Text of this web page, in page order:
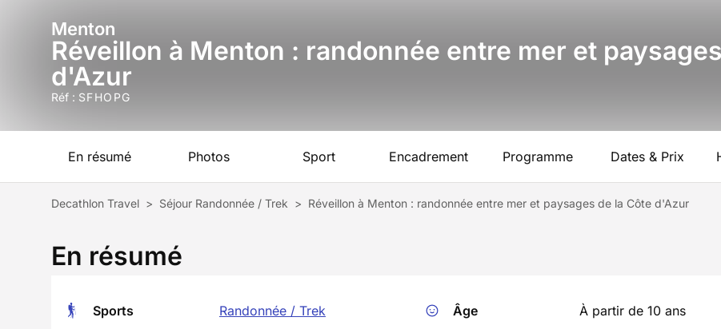
Menton
Réveillon à Menton : randonnée entre mer et
d'Azur
Réf : SFHOPG
En résumé Photos Sport Encadrement Programme Dates & Prix
Decathlon Travel > Séjour Randonnée / Trek > Réveillon à Menton : randonnée entre mer et paysages de la Côte d'Azur
En résumé
Sports Randonnée / Trek Âge À partir de 10 ans